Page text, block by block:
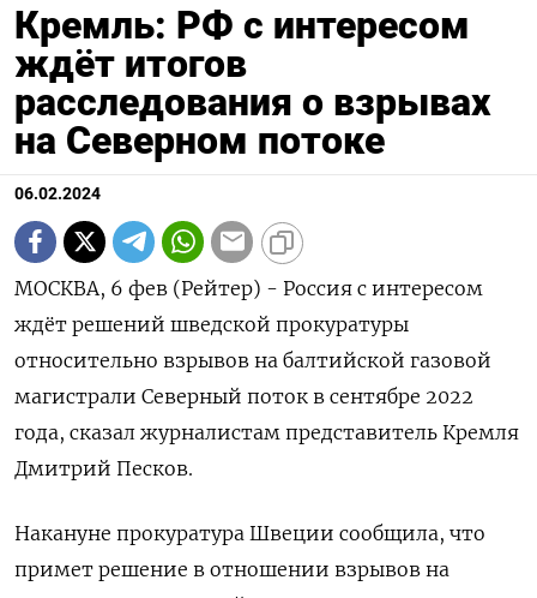
Кремль: РФ с интересом
ждёт итогов
расследования о взрывах
на Северном потоке
06.02.2024
МОСКВА, 6 фев (Рейтер) - Россия с интересом
ждёт решений шведской прокуратуры
относительно взрывов на балтийской газовой
магистрали Северный поток в сентябре 2022
года, сказал журналистам представитель Кремля
Дмитрий Песков.
Накануне прокуратура Швеции сообщила, что
примет решение в отношении взрывов на